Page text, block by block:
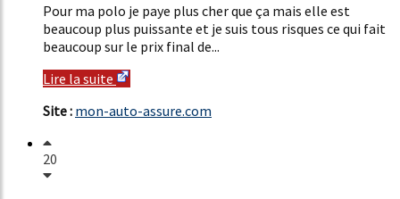
Pour ma polo je paye plus cher que ça mais elle est
beaucoup plus puissante et je suis tous risques ce qui fait
beaucoup sur le prix final de...
Lire la suite
Site : mon-auto-assure.com
20